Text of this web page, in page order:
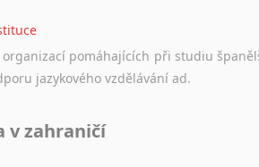
organizací pomáhajících při studiu
jazykového vzdělávání ad.
v zahraničí